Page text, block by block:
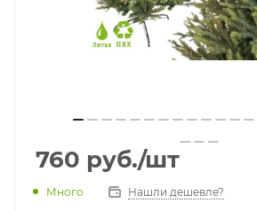
760 руб./шт
Много Нашли дешевле?